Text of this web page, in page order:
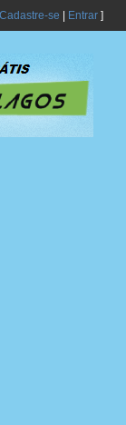
Cadastre-se Entrar]